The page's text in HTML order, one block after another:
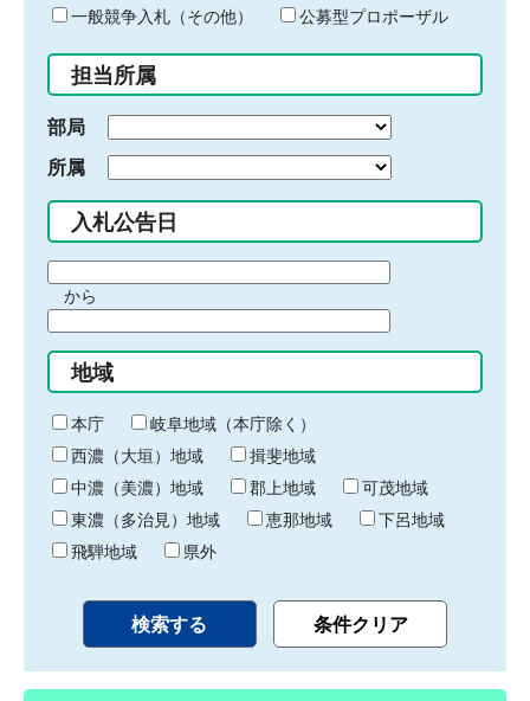
ド
入
力
一般競争入札（その他）
公募型プロポーザル
担当所属
部局
所属
入札公告日
間
始
り
から
間
終
わ
り
地域
本庁
岐阜地域（本庁除く）
西濃（大垣）地域
揖斐地域
中濃（美濃）地域
郡上地域
可茂地域
東濃（多治見）地域
恵那地域
下呂地域
飛騨地域
県外